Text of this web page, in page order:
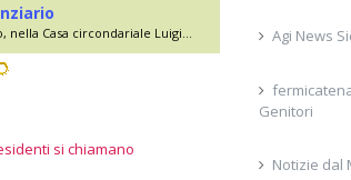
Casa circondariale Luigi...
si chiamano
Agi News
Genitori
Notizie dal